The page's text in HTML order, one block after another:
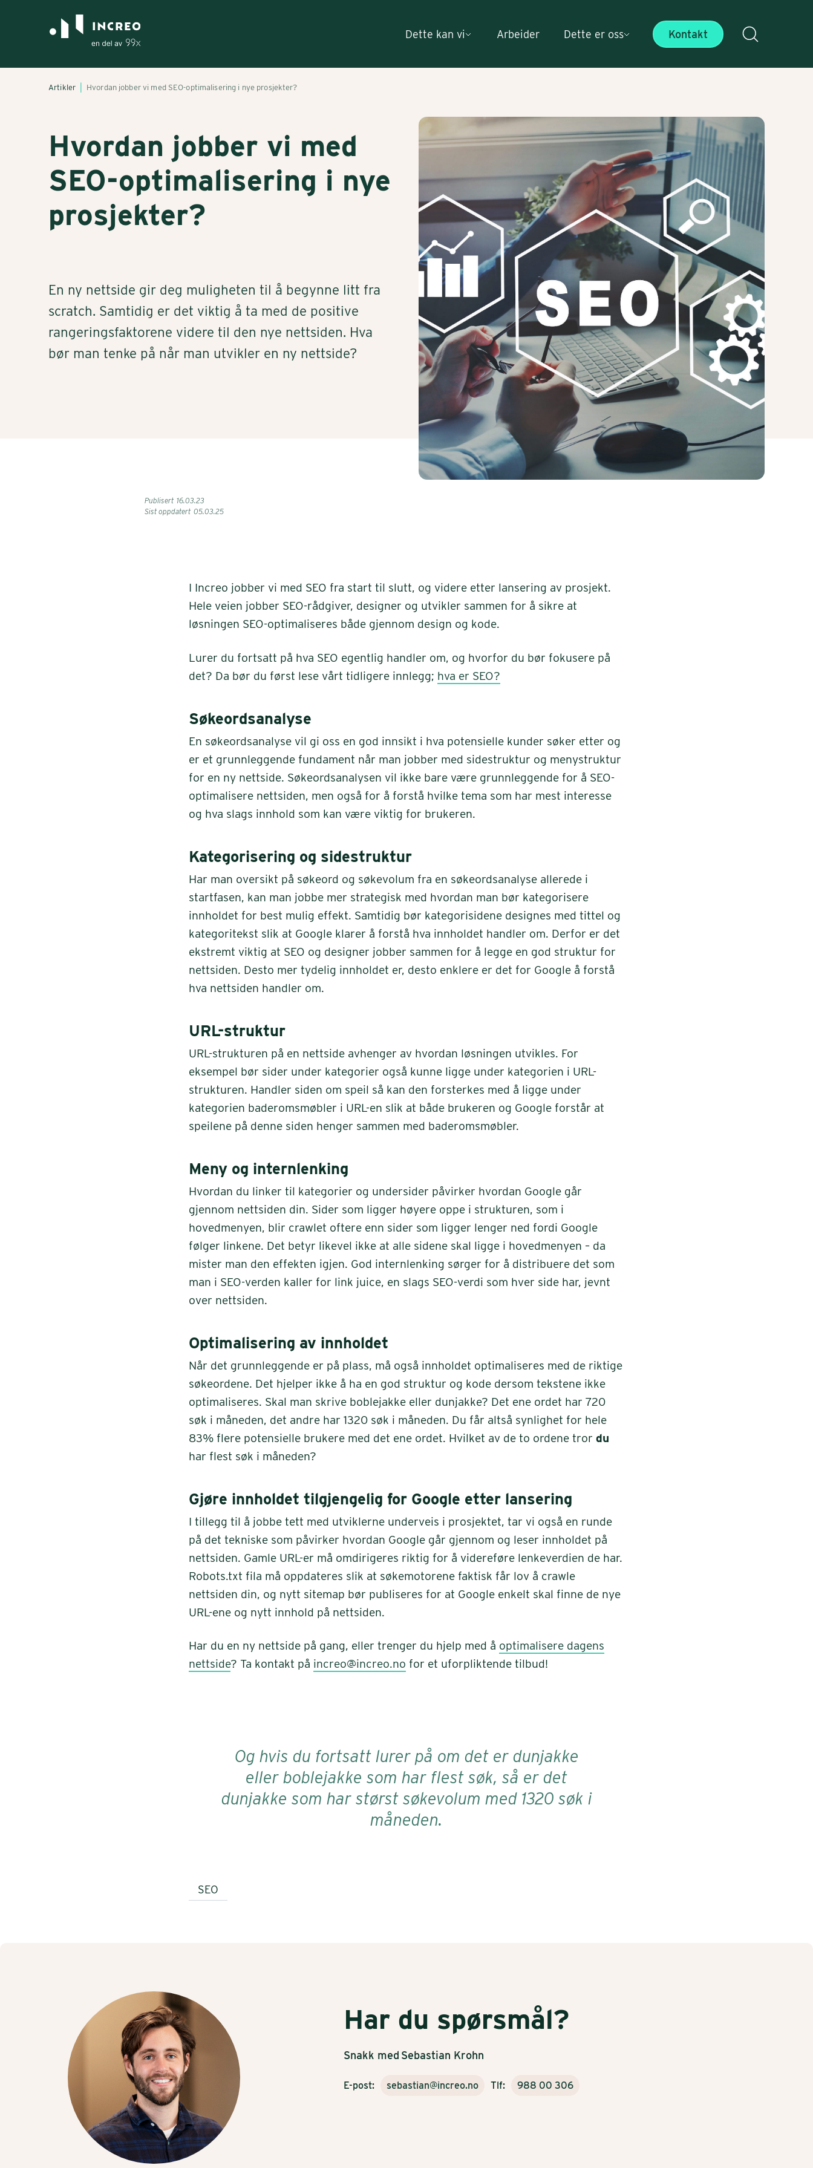
Dette kan vi Arbeider Dette er oss Kontakt
Artikler Hvordan jobber vi med SEO-optimalisering i nye prosjekter?
Hvordan jobber vi med
SEO-optimalisering i nye
prosjekter?
En ny nettside gir deg muligheten til å begynne litt fra
scratch. Samtidig er det viktig å ta med de positive
rangeringsfaktorene videre til den nye nettsiden. Hva
bør man tenke på når man utvikler en ny nettside?
Publisert 16.03.23
Sist oppdatert 05.03.25
I Increo jobber vi med SEO fra start til slutt, og videre etter lansering av prosjekt.
Hele veien jobber SEO-rådgiver, designer og utvikler sammen for å sikre at
løsningen SEO-optimaliseres både gjennom design og kode.
Lurer du fortsatt på hva SEO egentlig handler om, og hvorfor du bør fokusere på
det? Da bør du først lese vårt tidligere innlegg; hva er SEO?
Søkeordsanalyse
En søkeordsanalyse vil gi oss en god innsikt i hva potensielle kunder søker etter og
er et grunnleggende fundament når man jobber med sidestruktur og menystruktur
for en ny nettside. Søkeordsanalysen vil ikke bare være grunnleggende for å SEO-
optimalisere nettsiden, men også for å forstå hvilke tema som har mest interesse
og hva slags innhold som kan være viktig for brukeren.
Kategorisering og sidestruktur
Har man oversikt på søkeord og søkevolum fra en søkeordsanalyse allerede i
startfasen, kan man jobbe mer strategisk med hvordan man bør kategorisere
innholdet for best mulig effekt. Samtidig bør kategorisidene designes med tittel og
kategoritekst slik at Google klarer å forstå hva innholdet handler om. Derfor er det
ekstremt viktig at SEO og designer jobber sammen for å legge en god struktur for
nettsiden. Desto mer tydelig innholdet er, desto enklere er det for Google å forstå
hva nettsiden handler om.
URL-struktur
URL-strukturen på en nettside avhenger av hvordan løsningen utvikles. For
eksempel bør sider under kategorier også kunne ligge under kategorien i URL-
strukturen. Handler siden om speil så kan den forsterkes med å ligge under
kategorien baderomsmøbler i URL-en slik at både brukeren og Google forstår at
speilene på denne siden henger sammen med baderomsmøbler.
Meny og internlenking
Hvordan du linker til kategorier og undersider påvirker hvordan Google går
gjennom nettsiden din. Sider som ligger høyere oppe i strukturen, som i
hovedmenyen, blir crawlet oftere enn sider som ligger lenger ned fordi Google
følger linkene. Det betyr likevel ikke at alle sidene skal ligge i hovedmenyen – da
mister man den effekten igjen. God internlenking sørger for å distribuere det som
man i SEO-verden kaller for link juice, en slags SEO-verdi som hver side har, jevnt
over nettsiden.
Optimalisering av innholdet
Når det grunnleggende er på plass, må også innholdet optimaliseres med de riktige
søkeordene. Det hjelper ikke å ha en god struktur og kode dersom tekstene ikke
optimaliseres. Skal man skrive boblejakke eller dunjakke? Det ene ordet har 720
søk i måneden, det andre har 1320 søk i måneden. Du får altså synlighet for hele
83% flere potensielle brukere med det ene ordet. Hvilket av de to ordene tror du
har flest søk i måneden?
Gjøre innholdet tilgjengelig for Google etter lansering
I tillegg til å jobbe tett med utviklerne underveis i prosjektet, tar vi også en runde
på det tekniske som påvirker hvordan Google går gjennom og leser innholdet på
nettsiden. Gamle URL-er må omdirigeres riktig for å videreføre lenkeverdien de har.
Robots.txt fila må oppdateres slik at søkemotorene faktisk får lov å crawle
nettsiden din, og nytt sitemap bør publiseres for at Google enkelt skal finne de nye
URL-ene og nytt innhold på nettsiden.
Har du en ny nettside på gang, eller trenger du hjelp med å optimalisere dagens
nettside? Ta kontakt på increo@increo.no for et uforpliktende tilbud!
Og hvis du fortsatt lurer på om det er dunjakke
eller boblejakke som har flest søk, så er det
dunjakke som har størst søkevolum med 1320 søk i
måneden.
SEO
Har du spørsmål?
Snakk med Sebastian Krohn
E-post: sebastian@increo.no Tlf: 988 00 306